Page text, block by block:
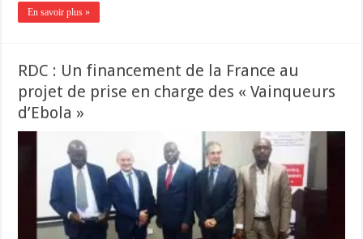
En savoir plus »
RDC : Un financement de la France au
projet de prise en charge des « Vainqueurs
d’Ebola »